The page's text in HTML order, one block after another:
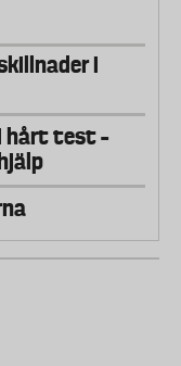
i
hårt test –